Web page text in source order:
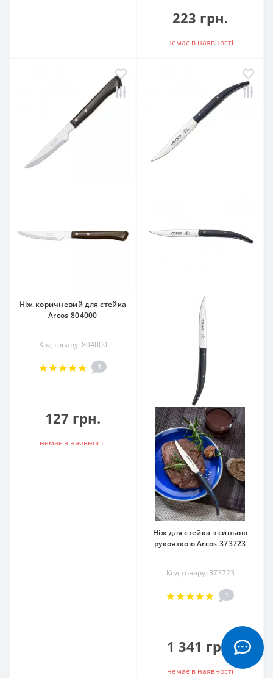
223 грн.
немає в наявностi
Ніж коричневий для стейка
Arcos 804000
Код товару: 804000
1
127 грн.
немає в наявностi
Ніж для стейка з синьою
рукояткою Arcos 373723
Код товару: 373723
1
1 341 грн.
немає в наявностi